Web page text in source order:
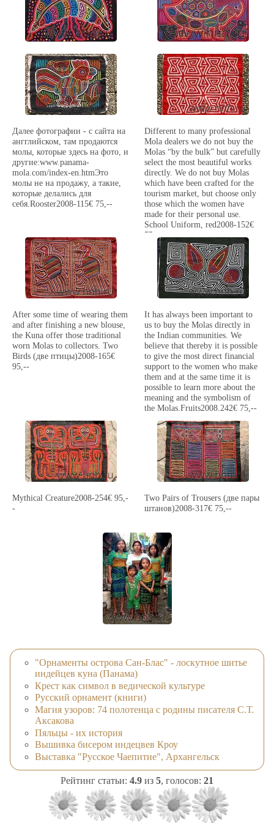
Далее фотографии - с сайта на
ангглийском, там продаются
молы, которые здесь на фото, и
другие:www.panama-
mola.com/index-en.htmЭто
молы не на продажу, а такие,
которые делались для
себя.Rooster2008-115€ 75,--
Different to many professional
Mola dealers we do not buy the
Molas “by the bulk” but carefully
select the most beautiful works
directly. We do not buy Molas
which have been crafted for the
tourism market, but choose only
those which the women have
made for their personal use.
School Uniform, red2008-152€
75,--
After some time of wearing them
and after finishing a new blouse,
the Kuna offer those traditional
worn Molas to collectors. Two
Birds (две птицы)2008-165€
95,--
It has always been important to
us to buy the Molas directly in
the Indian communities. We
believe that thereby it is possible
to give the most direct financial
support to the women who make
them and at the same time it is
possible to learn more about the
meaning and the symbolism of
the Molas.Fruits2008.242€ 75,--
Mythical Creature2008-254€ 95,-
-
Two Pairs of Trousers (две пары
штанов)2008-317€ 75,--
"Орнаменты острова Сан-Блас" - лоскутное шитье
индейцев куна (Панама)
Крест как символ в ведической культуре
Русский орнамент (книги)
Магия узоров: 74 полотенца с родины писателя С.Т.
Аксакова
Пяльцы - их история
Вышивка бисером индецвев Кроу
Выставка "Русское Чаепитие", Архангельск
Рейтинг статьи: 4.9 из 5, голосов: 21